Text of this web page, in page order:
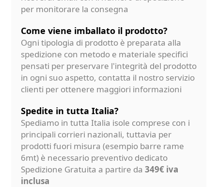
per monitorare la consegna
Come viene imballato il prodotto?
Ogni tipologia di prodotto è preparata alla
spedizione con metodo e materiale specifici
pensati per preservare l'integrità del prodotto
in ogni suo aspetto, contatta il nostro servizio
clienti per ottenere maggiori informazioni
Spedite in tutta Italia?
Spediamo in tutta Italia isole comprese con i
principali corrieri nazionali, tuttavia per
prodotti fuori misura (esempio barre rame
6mt) è necessario preventivo dedicato
Spedizione Gratuita a partire da 349€ iva
inclusa